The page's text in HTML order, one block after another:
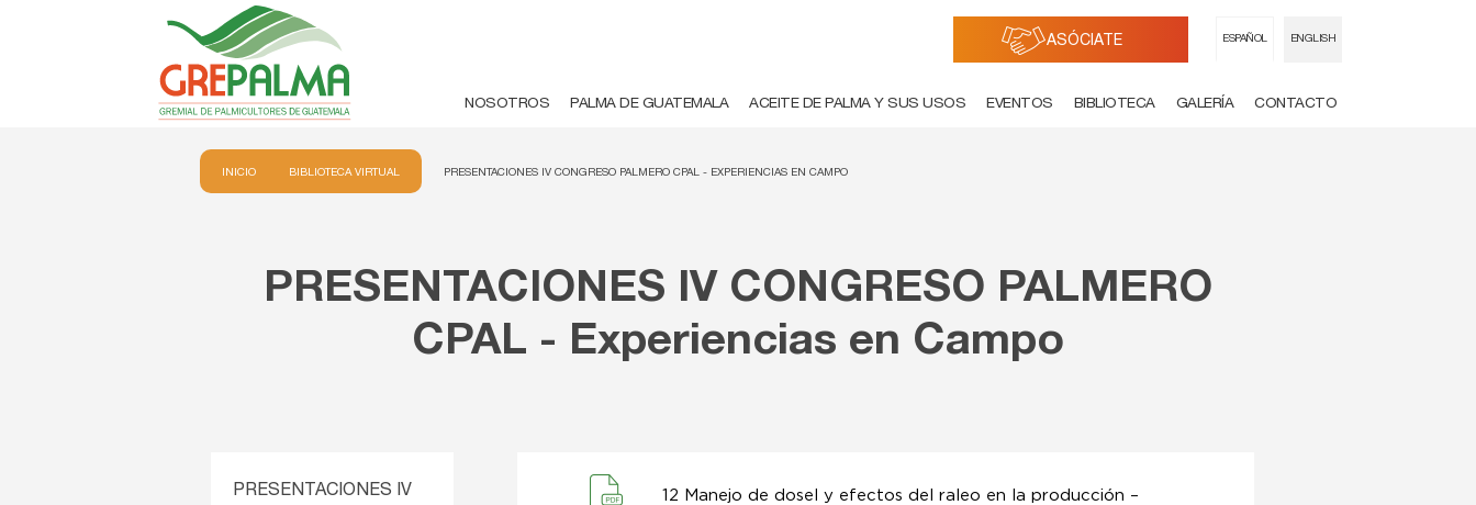
ESPAÑOL ENGLISH
ASÓCIATE
NOSOTROS PALMA DE GUATEMALA ACEITE DE PALMA Y SUS USOS EVENTOS BIBLIOTECA GALERÍA CONTACTO
INICIO BIBLIOTECA VIRTUAL PRESENTACIONES IV CONGRESO PALMERO CPAL - EXPERIENCIAS EN CAMPO
PRESENTACIONES IV CONGRESO PALMERO
CPAL - Experiencias en Campo
PRESENTACIONES IV
12 Manejo de dosel y efectos del raleo en la producción –